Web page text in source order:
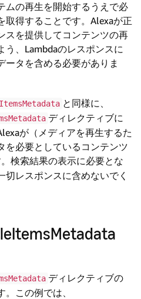
ムの再生を開始するうえで必
取得することです。Alexaが正
スを提供してコンテンツの再
う、Lambdaのレスポンスに
ータを含める必要がありま
と同様に、
ディレクティブに
が（メディアを再生するた
を必要としているコンテンツ
検索結果の表示に必要とな
切レスポンスに含めないでく
ディレクティブの
この例では、